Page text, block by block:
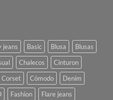
jeans Basic Blusa
Blusas
Chalecos
Cinturon
Corset Cómodo
Denim
Fashion
Flare jeans